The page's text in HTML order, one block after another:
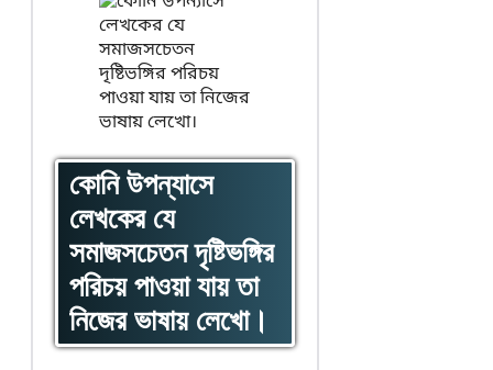
কোনি উপন্যাসে
লেখকের যে
সমাজসচেতন দৃষ্টিভঙ্গির
পরিচয় পাওয়া যায় তা
নিজের ভাষায় লেখো।